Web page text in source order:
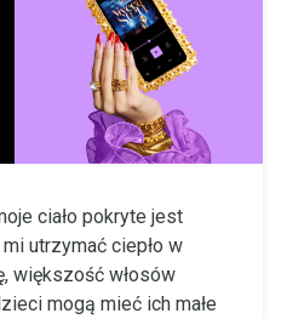
ciało pokryte jest
utrzymać ciepło w
większość włosów
mogą mieć ich małe